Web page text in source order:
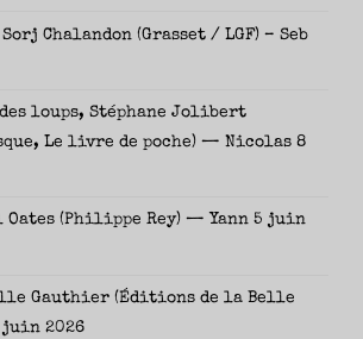
Chalandon (Grasset / LGF) – Seb
des loups, Stéphane Jolibert
Le livre de poche) — Nicolas 8
Oates (Philippe Rey) — Yann 5 juin
Gauthier (Éditions de la Belle
juin 2026